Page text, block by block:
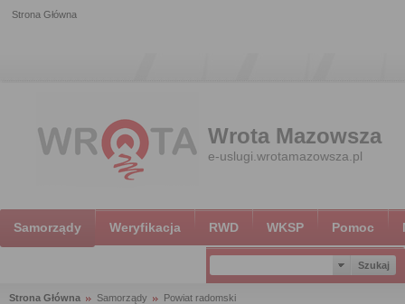
Strona Główna
Wrota Mazowsza
e-uslugi.wrotamazowsza.pl
Samorządy Weryfikacja RWD WKSP Pomoc
Strona Główna Samorządy Powiat radomski